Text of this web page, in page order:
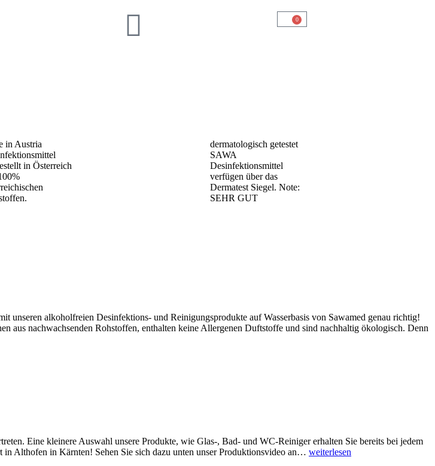
0
in Austria
in Österreich
dermatologisch getestet
SAWA
Desinfektionsmittel
verfügen über das
Dermatest Siegel. Note:
SEHR GUT
unseren alkoholfreien Desinfektions- und Reinigungsprodukte auf Wasserbasis von Sawamed genau richtig!
aus nachwachsenden Rohstoffen, enthalten keine Allergenen Duftstoffe und sind nachhaltig ökologisch. Denn
Eine kleinere Auswahl unsere Produkte, wie Glas-, Bad- und WC-Reiniger erhalten Sie bereits bei jedem
Althofen in Kärnten! Sehen Sie sich dazu unten unser Produktionsvideo an… weiterlesen